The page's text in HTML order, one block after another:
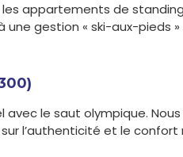
appartements de
gestion « ski-aux-pieds
avec le saut olympique.
l’authenticité et le